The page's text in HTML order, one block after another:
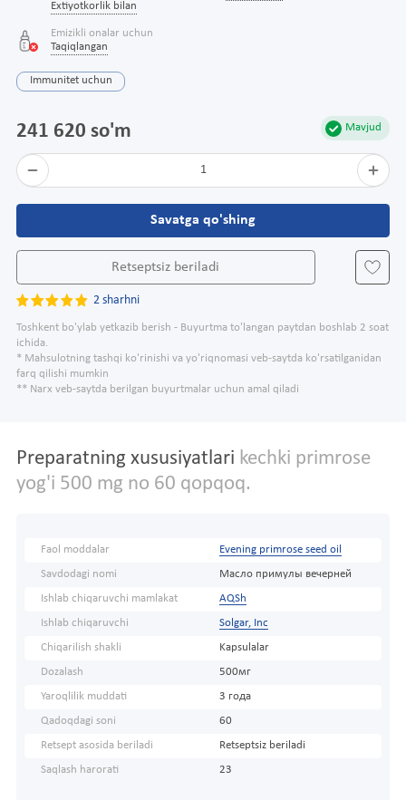
Extiyotkorlik bilan
Emizikli onalar uchun
Taqiqlangan
Immunitet uchun
Mavjud
241 620 so'm
1
Savatga qo'shing
Retseptsiz beriladi
2 sharhni
Toshkent bo'ylab yetkazib berish - Buyurtma to'langan paytdan boshlab 2 soat
ichida.
* Mahsulotning tashqi ko'rinishi va yo'riqnomasi veb-saytda ko'rsatilganidan
farq qilishi mumkin
** Narx veb-saytda berilgan buyurtmalar uchun amal qiladi
Preparatning xususiyatlari kechki primrose
yog'i 500 mg no 60 qopqoq.
Faol moddalar Evening primrose seed oil
Savdodagi nomi Масло примулы вечерней
Ishlab chiqaruvchi mamlakat AQSh
Ishlab chiqaruvchi Solgar, Inc
Chiqarilish shakli Kapsulalar
Dozalash 500мг
Yaroqlilik muddati 3 года
Qadoqdagi soni 60
Retsept asosida beriladi Retseptsiz beriladi
Saqlash harorati 23